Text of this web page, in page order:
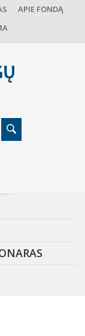
APIE FONDĄ